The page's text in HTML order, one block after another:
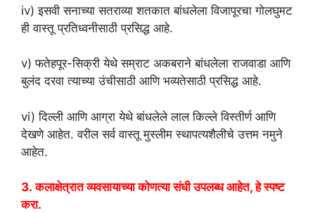
iv) इसवी सनाच्या सतराव्या शतकात बांधलेला विजापूरचा गोलघुमट
ही वास्तू प्रतिध्वनीसाठी प्रसिद्ध आहे.
v) फतेहपूर-सिक्री येथे सम्राट अकबराने बांधलेला राजवाडा आणि
बुलंद दरवा त्याच्या उंचीसाठी आणि भव्यतेसाठी प्रसिद्ध आहे.
vi) दिल्ली आणि आग्रा येथे बांधलेले लाल किल्ले विस्तीर्ण आणि
देखणे आहेत. वरील सर्व वास्तू मुस्लीम स्थापत्यशैलीचे उत्तम नमुने
आहेत.
3. कलाक्षेत्रात व्यवसायाच्या कोणत्या संधी उपलब्ध आहेत, हे स्पष्ट
करा.